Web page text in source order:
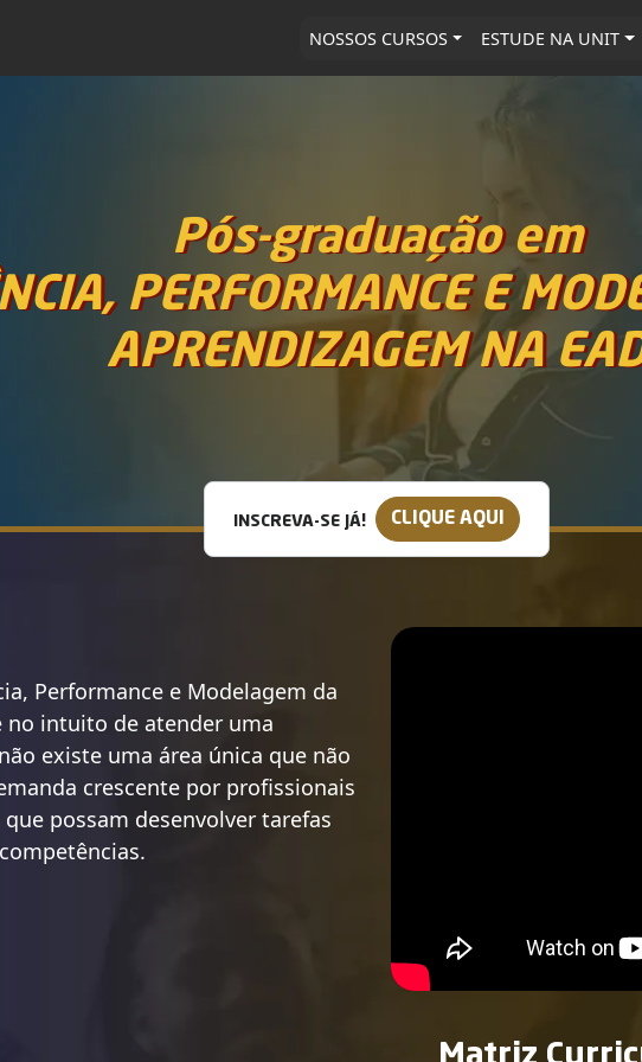
NOSSOS CURSOS ESTUDE NA UNIT
Pós-graduação em
PERFORMANCE E
APRENDIZAGEM NA
INSCREVA-SE JÁ! CLIQUE AQUI
Performance e Modelagem da
no intuito de atender uma
existe uma área única que não
crescente por profissionais
possam desenvolver tarefas